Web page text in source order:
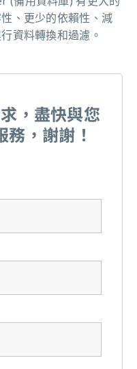
、更少的依賴性、減
資料轉換和過濾。
，盡快與您
，謝謝！